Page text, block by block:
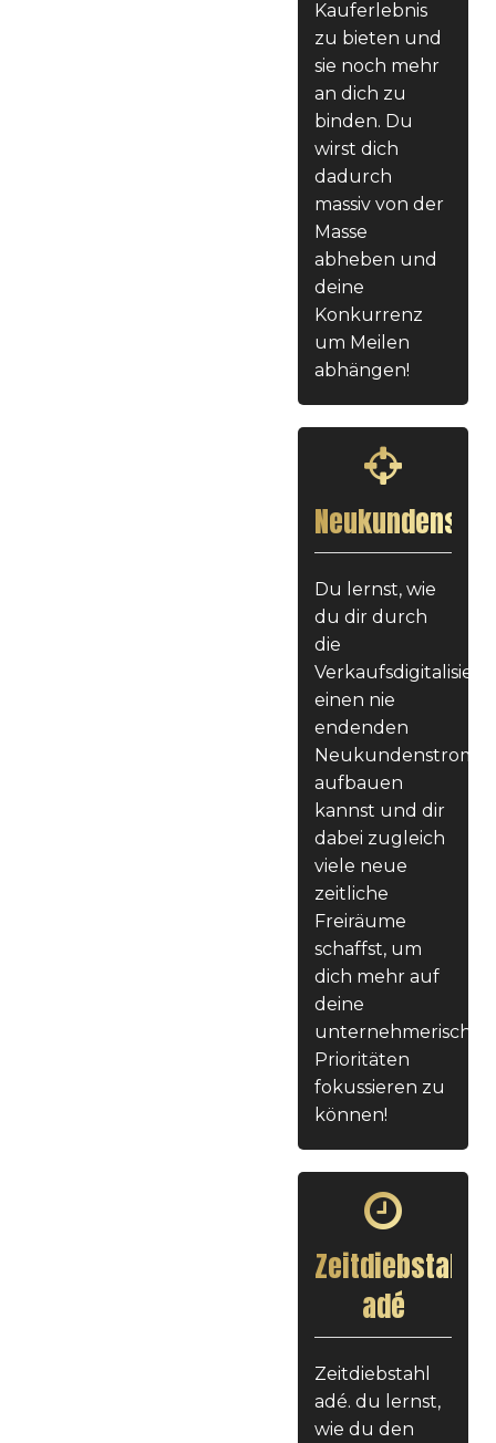
Kauferlebnis
zu bieten und
sie noch mehr
an dich zu
binden. Du
wirst dich
dadurch
massiv von der
Masse
abheben und
deine
Konkurrenz
um Meilen
abhängen!
Du lernst, wie
du dir durch
die
einen nie
endenden
Neukundenstrom
aufbauen
kannst und dir
dabei zugleich
viele neue
zeitliche
Freiräume
schaffst, um
dich mehr auf
deine
unternehmerischen
Prioritäten
fokussieren zu
können!
Zeitdiebstahl
adé
Zeitdiebstahl
adé. du lernst,
wie du den